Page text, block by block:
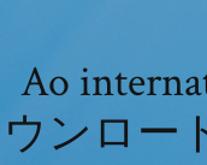
Ao
ウンロー